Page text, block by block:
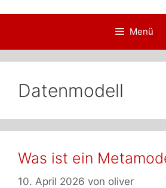
Menü
Datenmodell
Was ist ein
10. April 2026 von oliver